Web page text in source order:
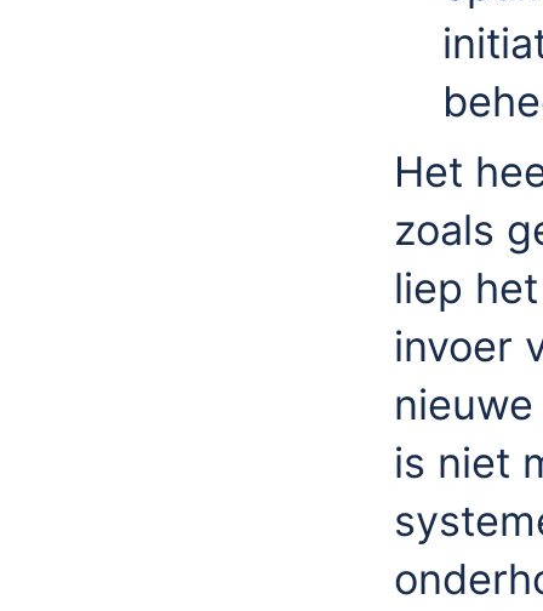
Het
zoals
liep
invoer
is niet